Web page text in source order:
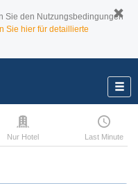
Sie den Nutzungsbedingungen
Sie hier für detaillierte
Nur Hotel Last Minute